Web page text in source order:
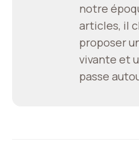
notre
articles, il
proposer
vivante et
passe